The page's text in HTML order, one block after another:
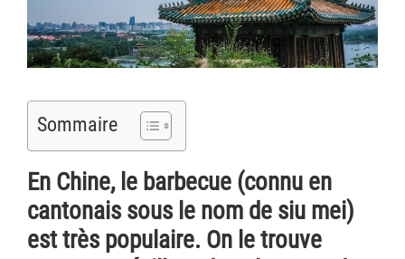
Sommaire
En Chine, le barbecue (connu en
cantonais sous le nom de siu mei)
est très populaire. On le trouve